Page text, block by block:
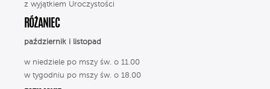
z wyjątkiem Uroczystości
RÓŻANIEC
październik i listopad
w niedziele po mszy św. o 11.00
w tygodniu po mszy św. o 18.00